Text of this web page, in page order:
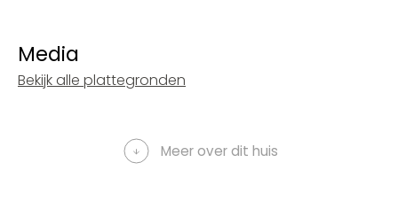
Media
Bekijk alle plattegronden
Meer over dit huis